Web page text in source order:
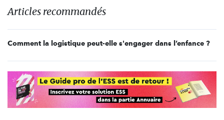
Articles recommandés
Comment la logistique peut-elle s'engager dans l’enfance ?